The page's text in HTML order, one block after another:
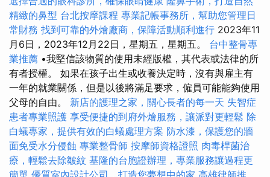
精緻的鼻型 台北按摩課程 專業記帳事務所，幫助您管理日
常財務 找到可靠的外燴廠商，保障活動順利進行 2023年11
月6日，2023年12月22日，星期五，星期五。 台中整骨專
業推薦 •我堅信該物質的使用未經版權，其代表或法律的所
有者授權。 如果在孩子出生或收養決定時，沒有與雇主有
一年的就業關係，但是以後將滿足要求，僱員可能能夠使用
父母的自由。 新店的護理之家，關心長者的每一天 失智症
患者專業照護 享受便捷的到府外燴服務，讓派對更輕鬆 除
白蟻專家，提供有效的白蟻處理方案 防水漆，保護您的牆
面免受水分侵蝕 專業整骨師 按摩師資格證照 肉毒桿菌治
療，輕鬆去除皺紋 基隆的台胞證辦理，專業服務讓過程更
簡單 優質室內設計公司，打造您夢想中的家 高雄律師推